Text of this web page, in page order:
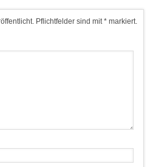
Pflichtfelder sind mit * markiert.